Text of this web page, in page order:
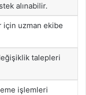
alınabilir.
için uzman ekibe
talepleri
işlemleri